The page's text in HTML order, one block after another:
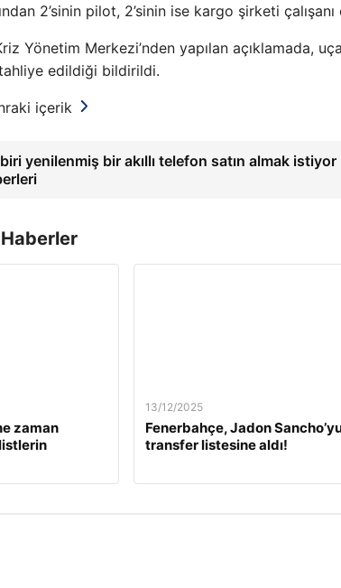
2’sinin pilot, 2’sinin ise kargo şirketi
Yönetim Merkezi’nden yapılan açıklamada,
edildiği bildirildi.
içerik
yenilenmiş bir akıllı telefon satın almak istiyor
zaman
13/12/2025
Fenerbahçe, Jadon
transfer listesine aldı!